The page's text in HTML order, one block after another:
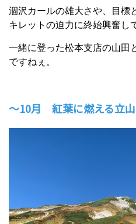
涸沢カールの雄大さや、目標
キレットの迫力に終始興奮し
一緒に登った松本支店の山田
ですねぇ。
～10月 紅葉に燃える立